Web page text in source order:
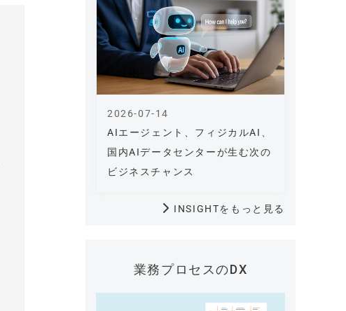
AIエージェント、フィジカルAI、
国内AIデータセンターが生む次の
ビジネスチャンス
2026-07-14
INSIGHTをもっと見る
業務プロセスのDX